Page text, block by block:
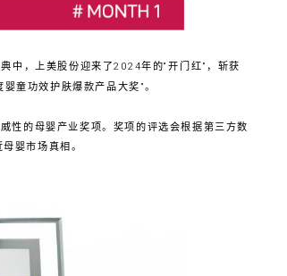
中，上美股份迎来了2024年的“开门红”，斩获
童功效护肤爆款产品大奖”。
性的母婴产业奖项。奖项的评选会根据第三方数
婴市场真相。